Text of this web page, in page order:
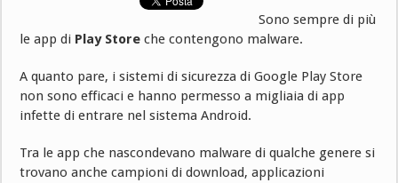
Sono sempre di più
le app di Play Store che contengono malware.
A quanto pare, i sistemi di sicurezza di Google Play Store
non sono efficaci e hanno permesso a migliaia di app
infette di entrare nel sistema Android.
Tra le app che nascondevano malware di qualche genere si
trovano anche campioni di download, applicazioni